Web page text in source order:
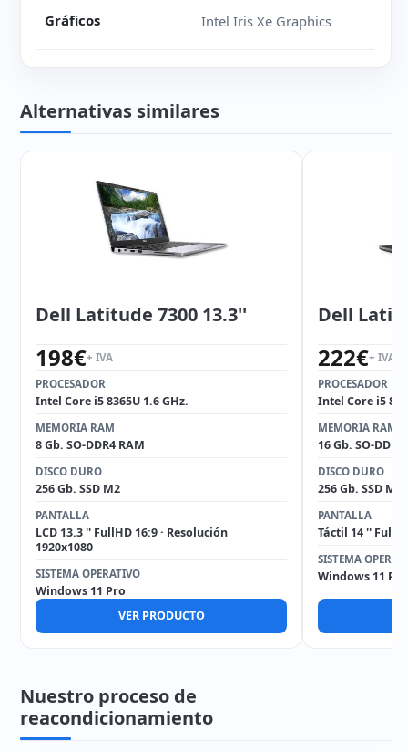
Gráficos Intel Iris Xe Graphics
Alternativas similares
Dell Latitude 7300 13.3''
198€+ IVA
PROCESADOR
Intel Core i5 8365U 1.6 GHz.
MEMORIA RAM
8 Gb. SO-DDR4 RAM
DISCO DURO
256 Gb. SSD M2
PANTALLA
LCD 13.3 '' FullHD 16:9 · Resolución
1920x1080
SISTEMA OPERATIVO
Windows 11 Pro
VER PRODUCTO
Dell
222€+ IVA
PROCESADOR
Intel Core i5
MEMORIA RAM
16 Gb. SO-
DISCO DURO
256 Gb. SSD M2
PANTALLA
Táctil 14 ''
SISTEMA
Windows 11 Pro
Nuestro proceso de
reacondicionamiento